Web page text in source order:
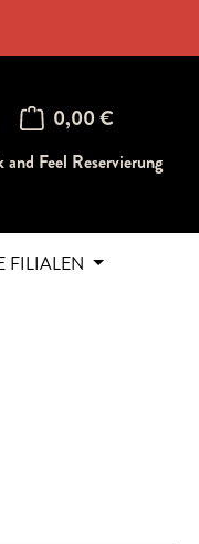
0,00 €
Warenkorb enthält 0
Feel Reservierung
FILIALEN